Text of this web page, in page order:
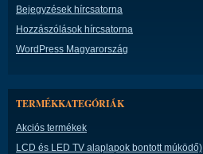
Bejegyzések hírcsatorna
Hozzászólások hírcsatorna
WordPress Magyarország
TERMÉKKATEGÓRIÁK
Akciós termékek
LCD és LED TV alaplapok bontott múködő)